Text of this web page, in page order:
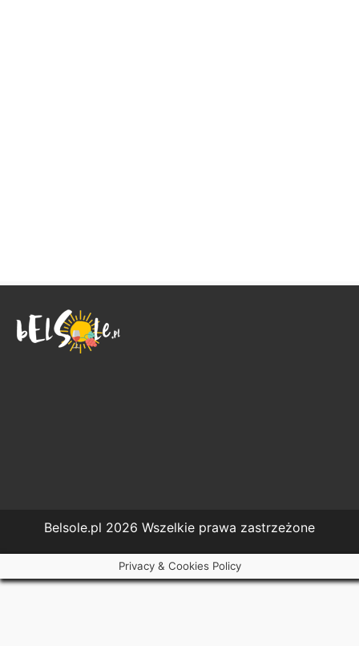
Belsole.pl 2026 Wszelkie prawa zastrzeżone
Privacy & Cookies Policy